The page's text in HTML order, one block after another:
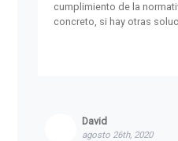
cumplimiento de la
concreto, si hay otras
David
agosto 26th, 2020